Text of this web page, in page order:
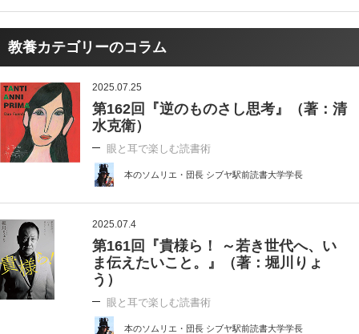
教養カテゴリーのコラム
2025.07.25
第162回『逆のものさし思考』（著：清
水克衛）
眼と耳で楽しむ読書術
本のソムリエ・団長 シブヤ駅前読書大学学長
2025.07.4
第161回『貴様ら！ ～若き世代へ、い
ま伝えたいこと。』（著：堀川りょ
う）
眼と耳で楽しむ読書術
本のソムリエ・団長 シブヤ駅前読書大学学長